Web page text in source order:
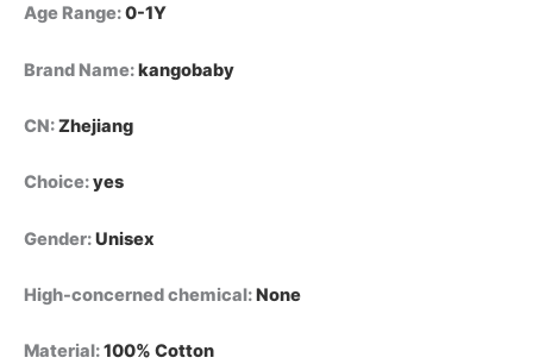
Age Range:0-1Y
Brand Name:kangobaby
CN:Zhejiang
Choice:yes
Gender:Unisex
High-concerned chemical:None
Material:100% Cotton